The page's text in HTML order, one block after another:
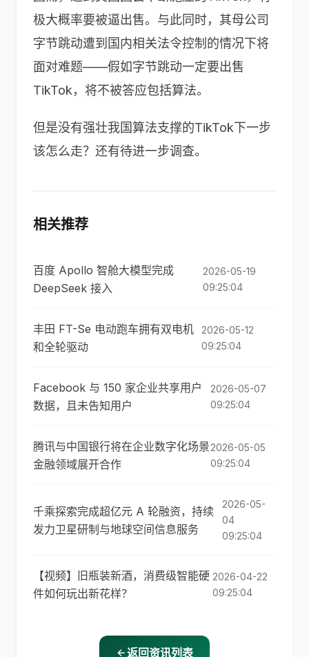
极大概率要被逼出售。与此同时，其母公司
字节跳动遭到国内相关法令控制的情况下将
面对难题——假如字节跳动一定要出售
TikTok，将不被答应包括算法。
但是没有强壮我国算法支撑的TikTok下一步
该怎么走？还有待进一步调查。
相关推荐
百度 Apollo 智舱大模型完成
DeepSeek 接入
2026-05-19
09:25:04
丰田 FT-Se 电动跑车拥有双电机
和全轮驱动
2026-05-12
09:25:04
Facebook 与 150 家企业共享用户
数据，且未告知用户
2026-05-07
09:25:04
腾讯与中国银行将在企业数字化场景
金融领域展开合作
2026-05-05
09:25:04
千乘探索完成超亿元 A 轮融资，持续
发力卫星研制与地球空间信息服务
2026-05-
04
09:25:04
【视频】旧瓶装新酒，消费级智能硬
件如何玩出新花样？
2026-04-22
09:25:04
返回资讯列表